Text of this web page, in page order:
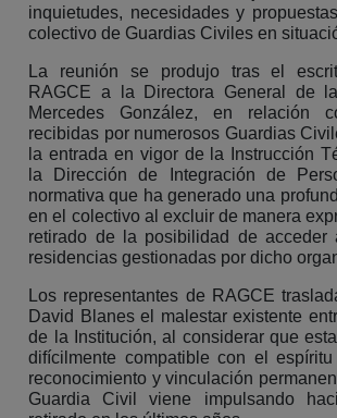
inquietudes, necesidades y
colectivo de Guardias Civiles en
La reunión se produjo tras el
RAGCE a la Directora General de
Mercedes González, en relación
recibidas por numerosos Guardias
la entrada en vigor de la Instrucción
la Dirección de Integración de
normativa que ha generado una
en el colectivo al excluir de manera
retirado de la posibilidad de acceder
residencias gestionadas por dicho
Los representantes de RAGCE
David Blanes el malestar existente
de la Institución, al considerar que
difícilmente compatible con el
reconocimiento y vinculación
Guardia Civil viene impulsando